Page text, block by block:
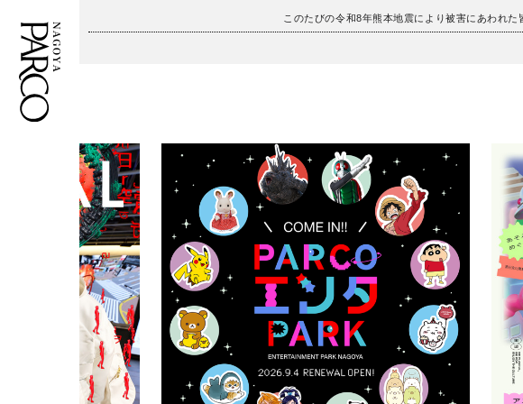
このたびの令和8年熊本地震により被害にあわれ
施設案内・アクセス
イベント・ポップアップ
ニュース
レストラン・カフェ
TAX FREE
繁体字
簡体字
한국어
ภาษาไทย
日本語